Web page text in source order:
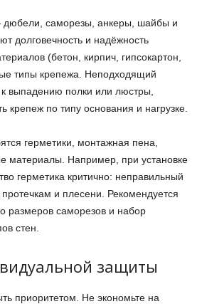
саморезы, анкеры, шайбы и
долговечность и надёжность
(бетон, кирпич, гипсокартон,
типы крепежа. Неподходящий
выпадению полки или люстры,
крепеж по типу основания и нагрузке.
герметики, монтажная пена,
материалы. Например, при установке
герметика критично: неправильный
и плесени. Рекомендуется
размеров саморезов и набор
стен.
защиты
приоритетом. Не экономьте на